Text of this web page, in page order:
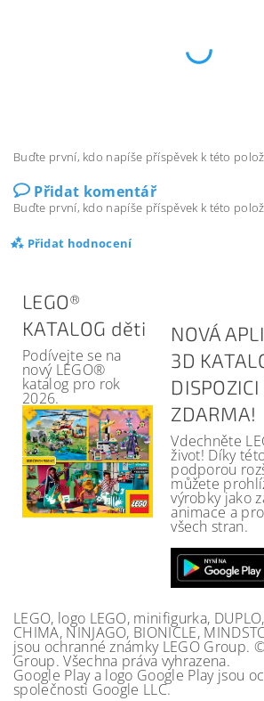
Buďte první, kdo napíše příspěvek k této
Přidat komentář
Buďte první, kdo napíše příspěvek k této
Přidat hodnocení
LEGO®
KATALOG děti
Podívejte se na
nový LEGO®
katalog pro rok
2026.
NOVÁ
3D
ZDARMA!
Vdechněte
život! Díky
podporou
můžete
výrobky jako
animace a
všech stran.
LEGO, logo LEGO, minifigurka,
CHIMA, NINJAGO, BIONICLE,
jsou ochranné známky LEGO Group.
Group. Všechna práva vyhrazena.
Google Play a logo Google Play jsou
společnosti Google LLC.